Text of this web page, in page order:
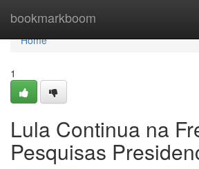
bookmarkboom
Home
Home
1
Lula Continua na
Pesquisas